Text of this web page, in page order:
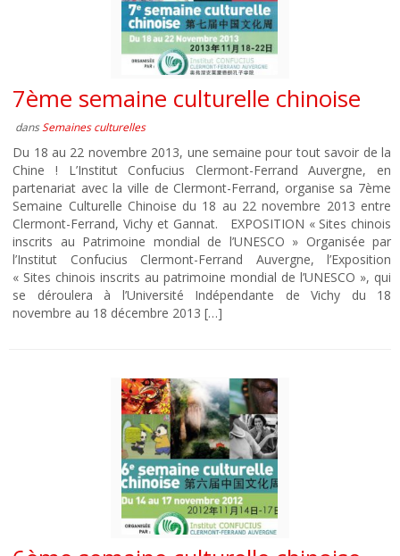
7ème semaine culturelle chinoise
dansSemaines culturelles
Du 18 au 22 novembre 2013, une semaine pour tout savoir de la
Chine ! L’Institut Confucius Clermont-Ferrand Auvergne, en
partenariat avec la ville de Clermont-Ferrand, organise sa 7ème
Semaine Culturelle Chinoise du 18 au 22 novembre 2013 entre
Clermont-Ferrand, Vichy et Gannat. EXPOSITION « Sites chinois
inscrits au Patrimoine mondial de l’UNESCO » Organisée par
l’Institut Confucius Clermont-Ferrand Auvergne, l’Exposition
« Sites chinois inscrits au patrimoine mondial de l’UNESCO », qui
se déroulera à l’Université Indépendante de Vichy du 18
novembre au 18 décembre 2013 […]